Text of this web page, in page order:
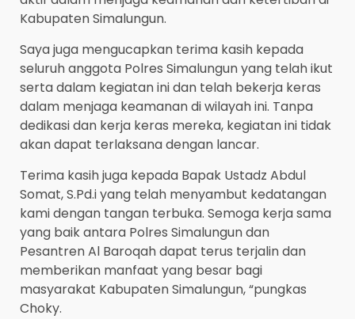
Kabupaten Simalungun.
Saya juga mengucapkan terima kasih kepada
seluruh anggota Polres Simalungun yang telah ikut
serta dalam kegiatan ini dan telah bekerja keras
dalam menjaga keamanan di wilayah ini. Tanpa
dedikasi dan kerja keras mereka, kegiatan ini tidak
akan dapat terlaksana dengan lancar.
Terima kasih juga kepada Bapak Ustadz Abdul
Somat, S.Pd.i yang telah menyambut kedatangan
kami dengan tangan terbuka. Semoga kerja sama
yang baik antara Polres Simalungun dan
Pesantren Al Baroqah dapat terus terjalin dan
memberikan manfaat yang besar bagi
masyarakat Kabupaten Simalungun, “pungkas
Choky.